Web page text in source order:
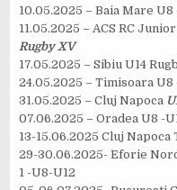
10.05.2025 – Baia Mare U8
11.05.2025 – ACS RC
Rugby XV
17.05.2025 – Sibiu U14
24.05.2025 – Timisoara U8
31.05.2025 – Cluj Napoca
07.06.2025 – Oradea U8 -
13-15.06.2025 Cluj Napoca
29-30.06.2025- Eforie
1 -U8-U12